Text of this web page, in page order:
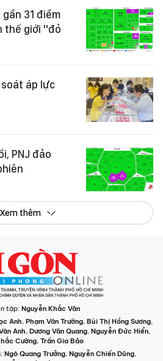
31 điểm
thế giới "đỏ
soát áp lực
PNJ đảo
Xem thêm
tập: Nguyễn Khắc Văn
Anh, Phạm Văn Trường, Bùi Thị Hồng Sương,
Anh, Dương Văn Quang, Nguyễn Đức Hiển,
Cường, Trần Gia Bảo
Ngô Quang Trưởng, Nguyễn Chiến Dũng,